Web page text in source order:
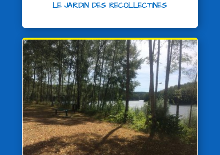
LE JARDIN DES RECOLLECTINES